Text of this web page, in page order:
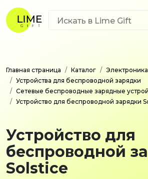
Главная страница Каталог
Устройства для беспроводной зарядки
Сетевые беспроводные зарядные
Устройство для беспроводной зарядки
Устройство для
беспроводной
Solstice